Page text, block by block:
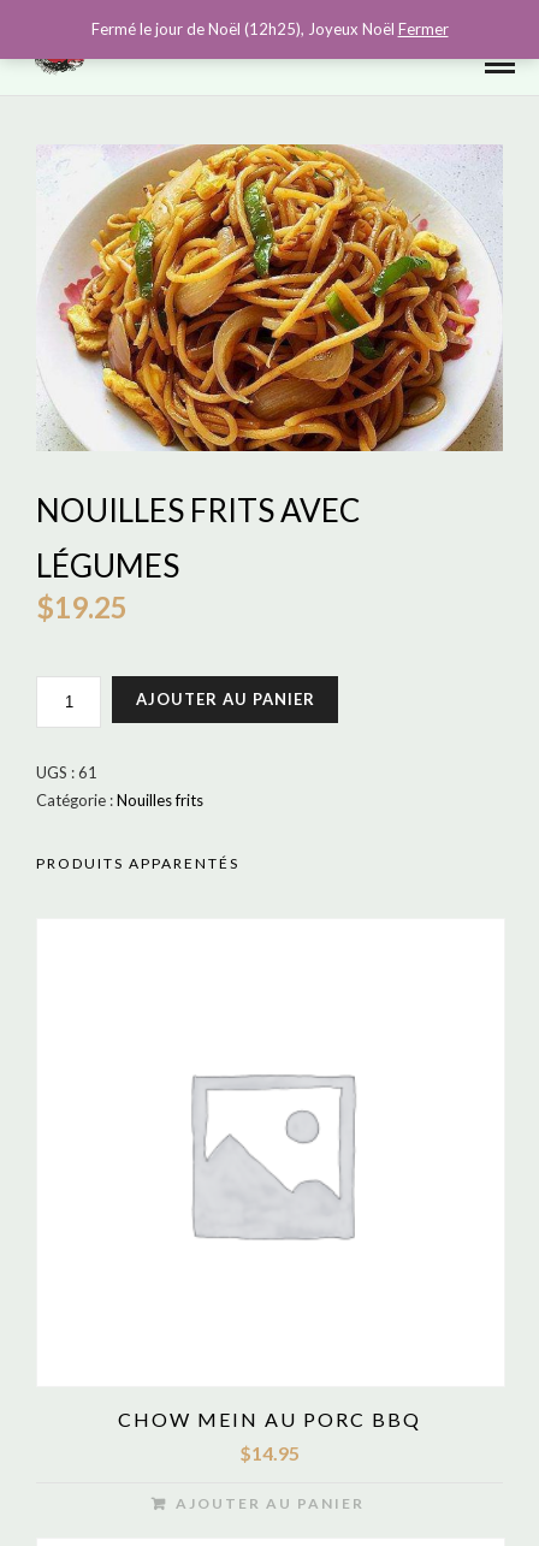
NOUILLES FRITS AVEC
LÉGUMES
$19.25
FRITS
AVEC
AJOUTER AU PANIER
UGS :61
Catégorie :Nouilles frits
PRODUITS APPARENTÉS
CHOW MEIN AU PORC BBQ
$14.95
AJOUTER AU PANIER
Fermé le jour de Noël (12h25), Joyeux Noël Fermer